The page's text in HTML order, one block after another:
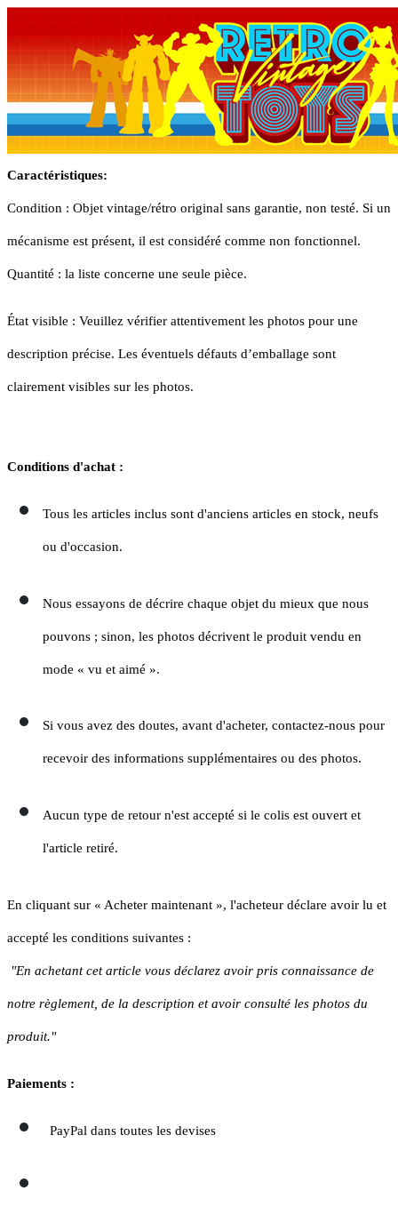
Caractéristiques:
Condition : Objet vintage/rétro original sans garantie, non testé. Si un
mécanisme est présent, il est considéré comme non fonctionnel.
Quantité : la liste concerne une seule pièce.
État visible : Veuillez vérifier attentivement les photos pour une
description précise. Les éventuels défauts d’emballage sont
clairement visibles sur les photos.
Conditions d'achat :
Tous les articles inclus sont d'anciens articles en stock, neufs
ou d'occasion.
Nous essayons de décrire chaque objet du mieux que nous
pouvons ; sinon, les photos décrivent le produit vendu en
mode « vu et aimé ».
Si vous avez des doutes, avant d'acheter, contactez-nous pour
recevoir des informations supplémentaires ou des photos.
Aucun type de retour n'est accepté si le colis est ouvert et
l'article retiré.
En cliquant sur « Acheter maintenant », l'acheteur déclare avoir lu et
accepté les conditions suivantes :
"En achetant cet article vous déclarez avoir pris connaissance de
notre règlement, de la description et avoir consulté les photos du
produit."
Paiements :
PayPal dans toutes les devises